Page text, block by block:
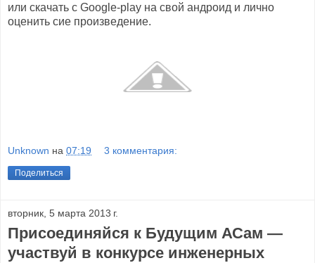
или скачать с Google-play на свой андроид и лично
оценить сие произведение.
Unknown на 07:19 3 комментария:
Поделиться
вторник, 5 марта 2013 г.
Присоединяйся к Будущим АСам —
участвуй в конкурсе инженерных